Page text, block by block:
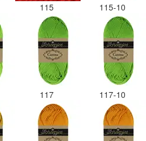
115 115-10
117 117-10